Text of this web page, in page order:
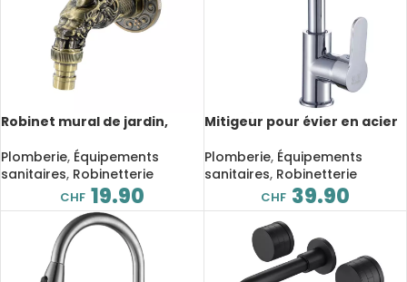
Robinet mural de jardin,
Plomberie, Équipements
sanitaires, Robinetterie
CHF 19.90
Mitigeur pour évier en acier
chaude
Plomberie, Équipements
sanitaires, Robinetterie
CHF 39.90